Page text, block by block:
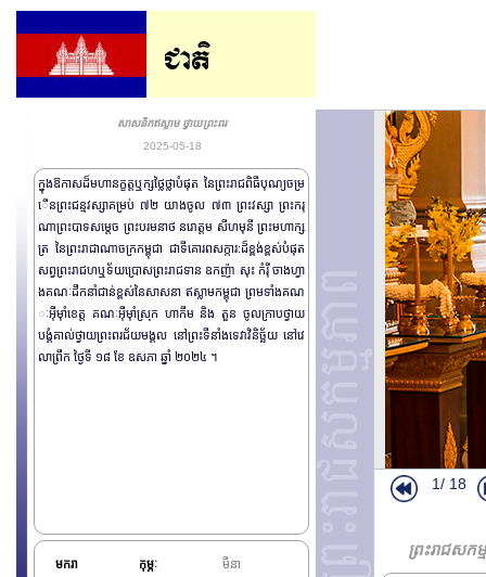
សាសនិកឥស្លាម ថ្វាយព្រះពរ
2025-05-18
ក្នុងឱកាសដ៏មហានក្ខត្តឬក្សថ្លៃថ្លាបំផុត នៃព្រះរាជពិធីបុណ្យចម្រ
ើនព្រះជន្មវស្សាគម្រប់ ៧២ យាងចូល ៧៣ ព្រះវស្សា ព្រះករុ
ណាព្រះបាទសម្តេច ព្រះបរមនាថ នរោត្តម សីហមុនី ព្រះមហាក្ស
ត្រ នៃព្រះរាជាណាចក្រកម្ពុជា ជាទីគោរពសក្ការ:ដ៏ខ្ពង់ខ្ពស់បំផុត
សព្វព្រះរាជហឬទ័យប្រោសព្រះរាជទាន ឧកញ៉ា សុះ កំរ៉ី ចាងហ្វា
ងគណៈដឹកនាំជាន់ខ្ពស់នៃសាសនា ឥស្លាមកម្ពុជា ព្រមទាំងគណ
ៈអ៊ីម៉ាំខេត្ត គណៈអ៊ីម៉ាំស្រុក ហាកឹម និង តួន ចូលក្រាបថ្វាយ
បង្គំគាល់ថ្វាយព្រះពរជ័យមង្គល នៅព្រះទីនាំងទេវាវិនិច្ឆ័យ នៅវេ
លាព្រឹក ថ្ងៃទី ១៨ ខែ ឧសភា ឆ្នាំ ២០២៤ ។
មករា កុម្ភៈ មីនា
1/ 18
ព្រះរាជសក
ឯកឧត្តម